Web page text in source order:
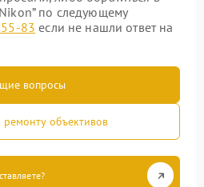
по следующему
83 если не нашли ответ на
вопросы
объективов